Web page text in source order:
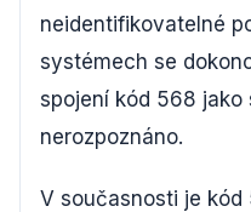
neidentifikovatelné
systémech se
spojení kód 568 jako
nerozpoznáno.
V současnosti je